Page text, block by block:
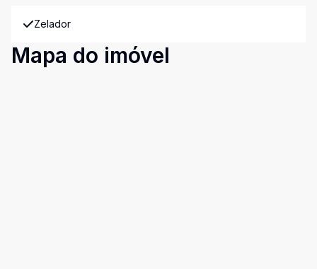
Zelador
Mapa do imóvel